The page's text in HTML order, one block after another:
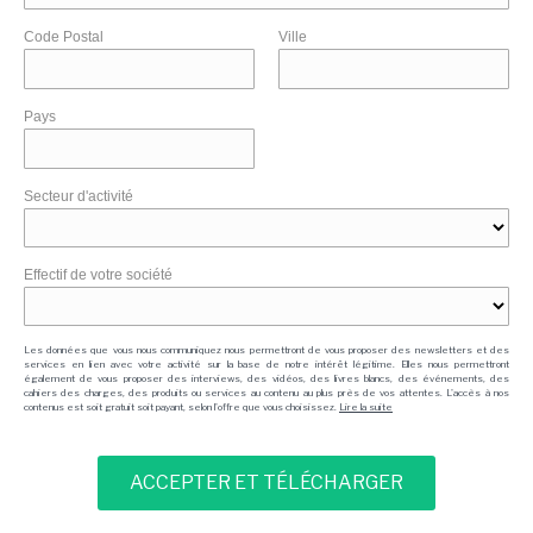
Code Postal Ville
Pays
Secteur d'activité
Effectif de votre société
Les données que vous nous communiquez nous permettront de vous proposer des newsletters et des
services en lien avec votre activité sur la base de notre intérêt légitime. Elles nous permettront
également de vous proposer des interviews, des vidéos, des livres blancs, des événements, des
cahiers des charges, des produits ou services au contenu au plus près de vos attentes. L'accès à nos
contenus est soit gratuit soit payant, selon l'offre que vous choisissez. Lire la suite